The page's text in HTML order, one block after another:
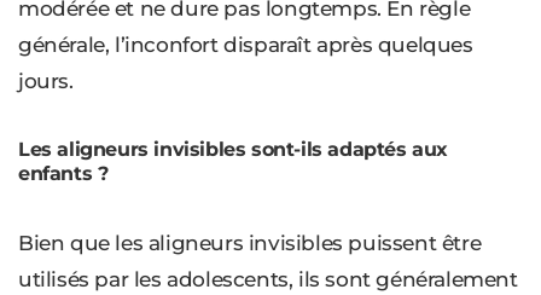
modérée et ne dure pas longtemps. En règle
générale, l’inconfort disparaît après quelques
jours.
Les aligneurs invisibles sont-ils adaptés aux
enfants ?
Bien que les aligneurs invisibles puissent être
utilisés par les adolescents, ils sont généralement